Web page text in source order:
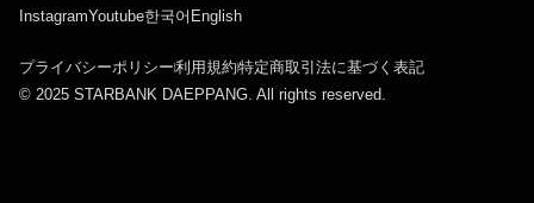
InstagramYoutube한국어 English
© 2025 STARBANK DAEPPANG. All rights reserved.
プライバシーポリシー利用規約特定商取引法に基づく表記